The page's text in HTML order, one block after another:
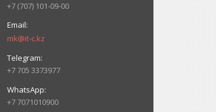
+7 (707) 101-09-00
mk@it-c.kz
+7 705 3373977
+7 7071010900